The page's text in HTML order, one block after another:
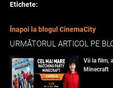
Etichete:
Înapoi la blogul CinemaCity
URMĂTORUL ARTICOL PE
Vii la film,
Minecraft